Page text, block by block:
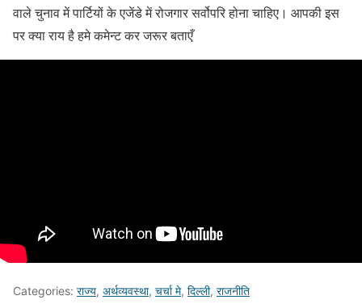
वाले चुनाव में पार्टियों के एजेंडे में रोजगार सर्वोपरि होना चाहिए। आपकी इस
पर क्या राय है हमे कमेन्ट कर जरूर बताएँ
Categories: राज्य, अर्थव्यवस्था, चर्चा मे, दिल्ली, राजनीति